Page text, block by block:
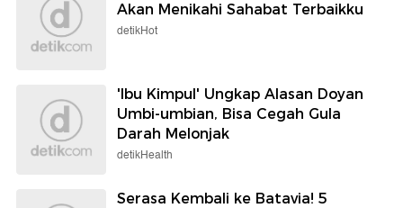
Akan Menikahi Sahabat Terbaikku
detikHot
'Ibu Kimpul' Ungkap Alasan Doyan
Umbi-umbian, Bisa Cegah Gula
Darah Melonjak
detikHealth
Serasa Kembali ke Batavia! 5